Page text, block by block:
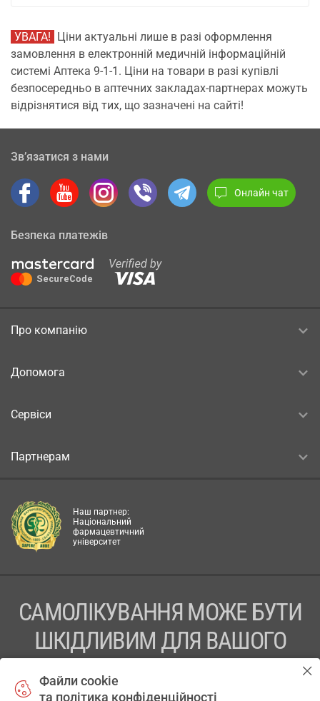
УВАГА! Ціни актуальні лише в разі оформлення
замовлення в електронній медичній інформаційній
системі Аптека 9-1-1. Ціни на товари в разі купівлі
безпосередньо в аптечних закладах-партнерах можуть
відрізнятися від тих, що зазначені на сайті!
Зв’язатися з нами
Онлайн чат
Безпека платежів
Про компанію
Допомога
Сервіси
Партнерам
Наш партнер:
Національний
фармацевтичний
університет
САМОЛІКУВАННЯ МОЖЕ БУТИ
ШКІДЛИВИМ ДЛЯ ВАШОГО
Файли cookie
та політика конфіденційності